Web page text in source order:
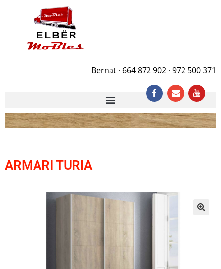
Bernat · 664 872 902 · 972 500 371
ARMARI TURIA